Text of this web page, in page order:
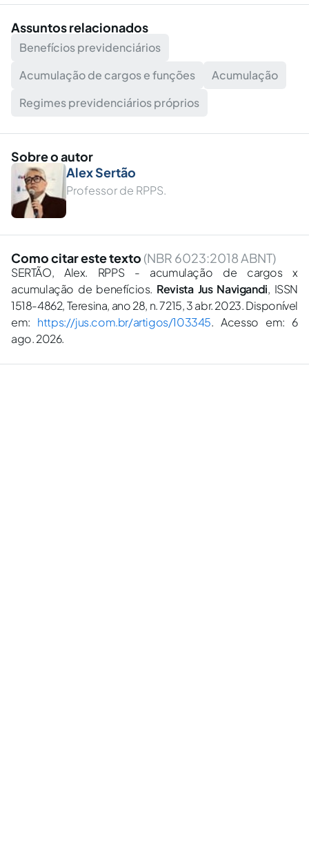
Assuntos relacionados
Benefícios previdenciários
Acumulação de cargos e funções
Acumulação
Regimes previdenciários próprios
Sobre o autor
Alex Sertão
Professor de RPPS.
Como citar este texto (NBR 6023:2018 ABNT)
SERTÃO, Alex. RPPS - acumulação de cargos x
acumulação de benefícios. Revista Jus Navigandi, ISSN
1518-4862, Teresina, ano 28, n. 7215, 3 abr. 2023. Disponível
em: https://jus.com.br/artigos/103345. Acesso em: 6
ago. 2026.